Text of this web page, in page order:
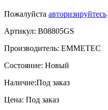
Пожалуйста авторизируйтесь
Артикул: B08805GS
Производитель: EMMETEC
Состояние: Новый
Наличие:Под заказ
Цена: Под заказ